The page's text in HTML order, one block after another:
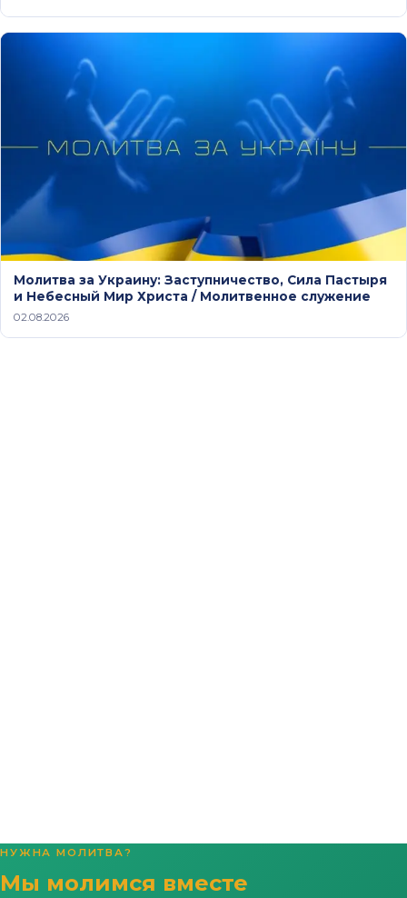
Молитва за Украину: Заступничество, Сила Пастыря
и Небесный Мир Христа / Молитвенное служение
02.08.2026
НУЖНА МОЛИТВА?
Мы молимся вместе